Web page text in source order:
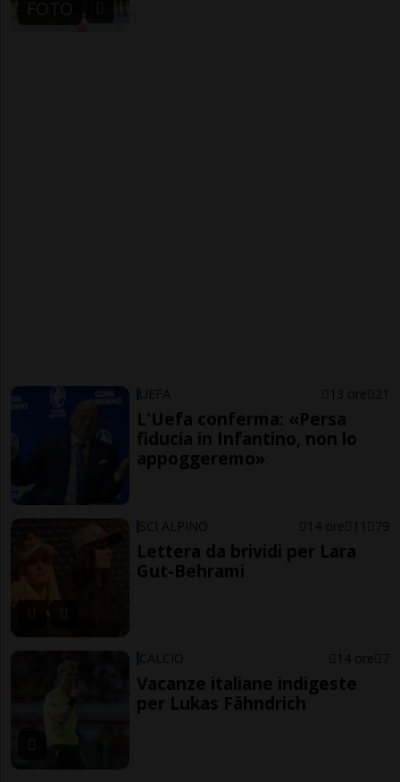
FOTO
UEFA 13 ore 21
L'Uefa conferma: «Persa
fiducia in Infantino, non lo
appoggeremo»
SCI ALPINO 14 ore 11 79
Lettera da brividi per Lara
Gut-Behrami
CALCIO 14 ore 7
Vacanze italiane indigeste
per Lukas Fähndrich